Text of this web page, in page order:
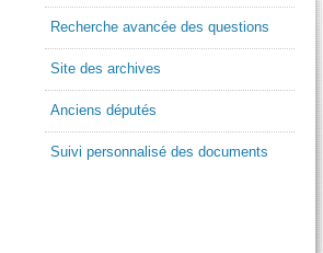
Recherche avancée des questions
Site des archives
Anciens députés
Suivi personnalisé des documents